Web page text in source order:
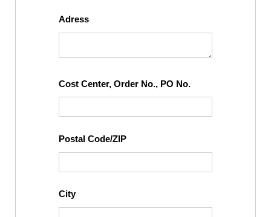
Adress
Cost Center, Order No., PO No.
Postal Code/ZIP
City